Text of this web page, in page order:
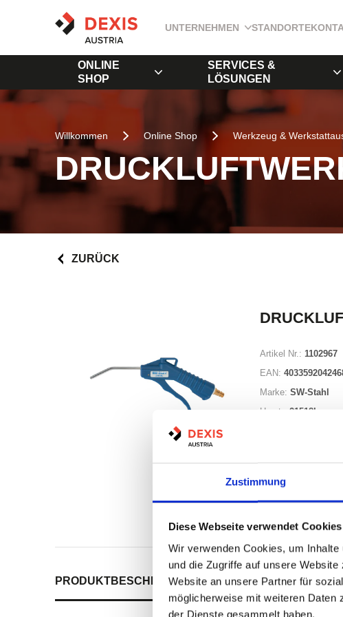
Zustimmung
Diese Webseite verwendet Cookies
Wir verwenden Cookies, um
und die Zugriffe auf unsere
Website an unsere Partner für
möglicherweise mit weiteren Daten
der Dienste gesammelt haben.
UNTERNEHMEN STANDORTE
ONLINE
SHOP
SERVICES &
LÖSUNGEN
Willkommen Online Shop Werkzeug &
ZURÜCK
Artikel Nr.: 1102967
EAN:
Marke: SW-Stahl
Herst.:
21518L
STK
Nicht auf Lager
Print
PRODUKTBESCHREIBUNGALLE SPEZIFIKATIONEN